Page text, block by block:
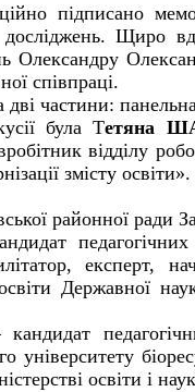
підписано
досліджень. Щиро
Олександру
співпраці.
дві частини:
була Тетяна
відділу
змісту освіти».
районної ради
експерт,
Державної
кандидат
університету
освіти і